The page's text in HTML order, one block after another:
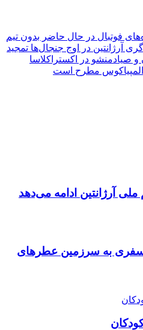
فوتبال در حال حاضر بدون تیم
آرژانتین در اوج جنجال‌ها تمجید
و صیادمنشو در اکستراکلاسا
المپیاکوس مطرح است
آرژانتین ادامه می‌دهد
سفری به سرزمین عطرهای